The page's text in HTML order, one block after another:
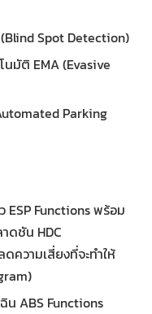
Spot Detection)
มัติ EMA (Evasive
Parking
ESP Functions พร้อม
ดชัน HDC
ความเสี่ยงที่จะทำให้
น ABS Functions